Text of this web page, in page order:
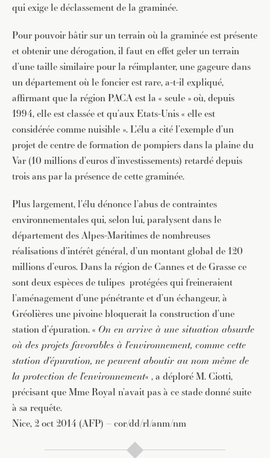
qui exige le déclassement de la graminée.
Pour pouvoir bâtir sur un terrain où la graminée est présente
et obtenir une dérogation, il faut en effet geler un terrain
d’une taille similaire pour la réimplanter, une gageure dans
un département où le foncier est rare, a-t-il expliqué,
affirmant que la région PACA est la « seule » où, depuis
1994, elle est classée et qu’aux Etats-Unis « elle est
considérée comme nuisible ». L’élu a cité l’exemple d’un
projet de centre de formation de pompiers dans la plaine du
Var (10 millions d’euros d’investissements) retardé depuis
trois ans par la présence de cette graminée.
Plus largement, l’élu dénonce l’abus de contraintes
environnementales qui, selon lui, paralysent dans le
département des Alpes-Maritimes de nombreuses
réalisations d’intérêt général, d’un montant global de 120
millions d’euros. Dans la région de Cannes et de Grasse ce
sont deux espèces de tulipes protégées qui freineraient
l’aménagement d’une pénétrante et d’un échangeur, à
Gréolières une pivoine bloquerait la construction d’une
station d’épuration. « On en arrive à une situation absurde
où des projets favorables à l’environnement, comme cette
station d’épuration, ne peuvent aboutir au nom même de
la protection de l’environnement« , a déploré M. Ciotti,
précisant que Mme Royal n’avait pas à ce stade donné suite
à sa requête.
Nice, 2 oct 2014 (AFP) – cor/dd/rl/anm/nm